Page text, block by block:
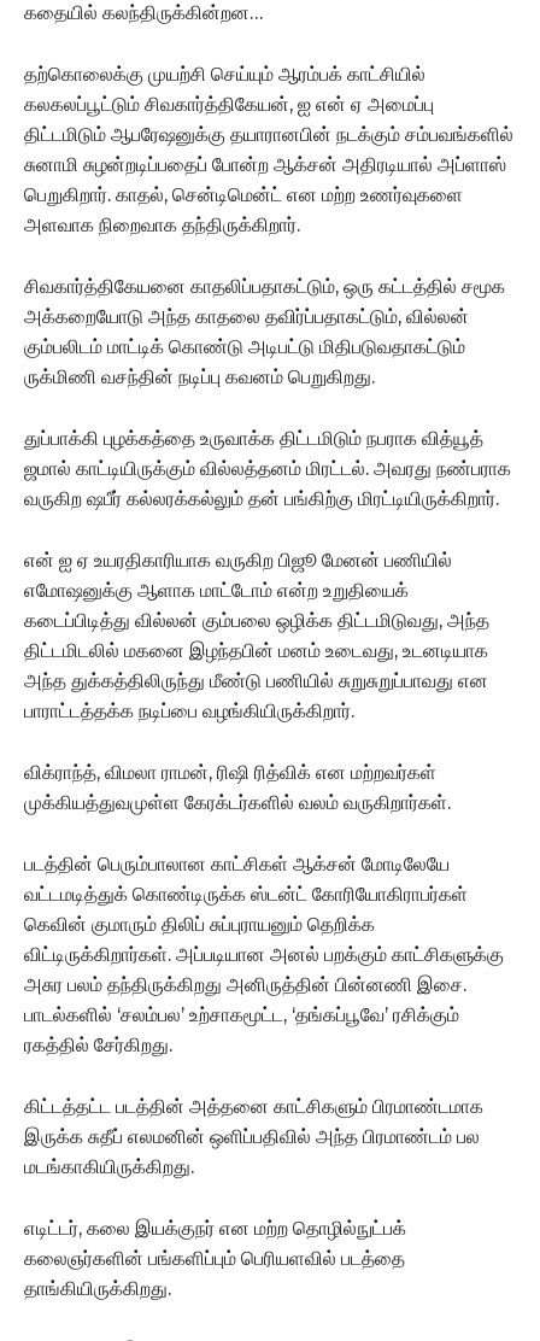
கதையில் கலந்திருக்கின்றன…
தற்கொலைக்கு முயற்சி செய்யும் ஆரம்பக் காட்சியில்
கலகலப்பூட்டும் சிவகார்த்திகேயன், ஐ என் ஏ அமைப்பு
திட்டமிடும் ஆபரேஷனுக்கு தயாரானபின் நடக்கும் சம்பவங்களில்
சுனாமி சுழன்றடிப்பதைப் போன்ற ஆக்சன் அதிரடியால் அப்ளாஸ்
பெறுகிறார். காதல், சென்டிமென்ட் என மற்ற உணர்வுகளை
அளவாக நிறைவாக தந்திருக்கிறார்.
சிவகார்த்திகேயனை காதலிப்பதாகட்டும், ஒரு கட்டத்தில் சமூக
அக்கறையோடு அந்த காதலை தவிர்ப்பதாகட்டும், வில்லன்
கும்பலிடம் மாட்டிக் கொண்டு அடிபட்டு மிதிபடுவதாகட்டும்
ருக்மிணி வசந்தின் நடிப்பு கவனம் பெறுகிறது.
துப்பாக்கி புழக்கத்தை உருவாக்க திட்டமிடும் நபராக வித்யூத்
ஜமால் காட்டியிருக்கும் வில்லத்தனம் மிரட்டல். அவரது நண்பராக
வருகிற ஷபீர் கல்லரக்கல்லும் தன் பங்கிற்கு மிரட்டியிருக்கிறார்.
என் ஐ ஏ உயரதிகாரியாக வருகிற பிஜூ மேனன் பணியில்
எமோஷனுக்கு ஆளாக மாட்டோம் என்ற உறுதியைக்
கடைப்பிடித்து வில்லன் கும்பலை ஒழிக்க திட்டமிடுவது, அந்த
திட்டமிடலில் மகனை இழந்தபின் மனம் உடைவது, உடனடியாக
அந்த துக்கத்திலிருந்து மீண்டு பணியில் சுறுசுறுப்பாவது என
பாராட்டத்தக்க நடிப்பை வழங்கியிருக்கிறார்.
விக்ராந்த், விமலா ராமன், ரிஷி ரித்விக் என மற்றவர்கள்
முக்கியத்துவமுள்ள கேரக்டர்களில் வலம் வருகிறார்கள்.
படத்தின் பெரும்பாலான காட்சிகள் ஆக்சன் மோடிலேயே
வட்டமடித்துக் கொண்டிருக்க ஸ்டன்ட் கோரியோகிராபர்கள்
கெவின் குமாரும் திலிப் சுப்புராயனும் தெறிக்க
விட்டிருக்கிறார்கள். அப்படியான அனல் பறக்கும் காட்சிகளுக்கு
அசுர பலம் தந்திருக்கிறது அனிருத்தின் பின்னணி இசை.
பாடல்களில் ‘சலம்பல’ உற்சாகமூட்ட, ‘தங்கப்பூவே’ ரசிக்கும்
ரகத்தில் சேர்கிறது.
கிட்டத்தட்ட படத்தின் அத்தனை காட்சிகளும் பிரமாண்டமாக
இருக்க சுதீப் எலமனின் ஒளிப்பதிவில் அந்த பிரமாண்டம் பல
மடங்காகியிருக்கிறது.
எடிட்டர், கலை இயக்குநர் என மற்ற தொழில்நுட்பக்
கலைஞர்களின் பங்களிப்பும் பெரியளவில் படத்தை
தாங்கியிருக்கிறது.